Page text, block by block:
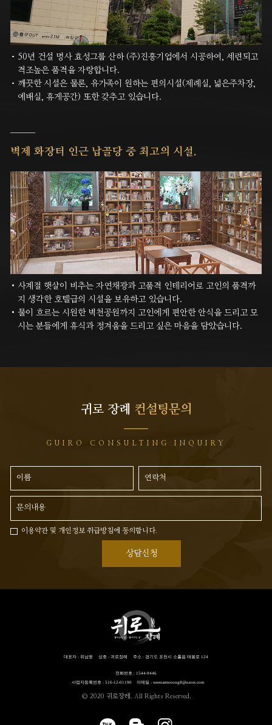
50년 건설 명사 효성그룹 산하 (주)진흥기업에서 시공하여, 세련되고
격조높은 품격을 자랑합니다.
깨끗한 시설은 물론, 유가족이 원하는 편의시설(제례실, 넓은주차장,
예배실, 휴게공간) 또한 갖추고 있습니다.
벽제 화장터 인근 납골당 중 최고의 시설.
사계절 햇살이 비추는 자연채광과 고품격 인테리어로 고인의 품격까
지 생각한 호텔급의 시설을 보유하고 있습니다.
물이 흐르는 시원한 벽천공원까지 고인에게 편안한 안식을 드리고 모
시는 분들에게 휴식과 정겨움을 드리고 싶은 마음을 담았습니다.
귀로 장례 컨설팅문의
GUIRO CONSULTING INQUIRY
상담신청
이용약관 및 개인정보 취급방침에 동의합니다.
대표자 : 위남웅 상호 : 귀로장례 주소 : 경기도 포천시 소흘읍 태봉로 124
전화번호 : 1544-9446
사업자등록번호 : 516-12-01190 이메일 : weenamwoong8@naver.com
© 2020 귀로장레. All Rights Reserved.